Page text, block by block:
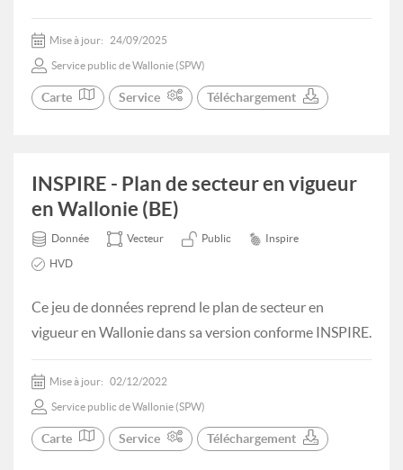
Mise à jour: 24/09/2025
Service public de Wallonie (SPW)
Carte Service Téléchargement
INSPIRE - Plan de secteur en vigueur
en Wallonie (BE)
Donnée Vecteur Public Inspire
HVD
Ce jeu de données reprend le plan de secteur en
vigueur en Wallonie dans sa version conforme INSPIRE.
Mise à jour: 02/12/2022
Service public de Wallonie (SPW)
Carte Service Téléchargement